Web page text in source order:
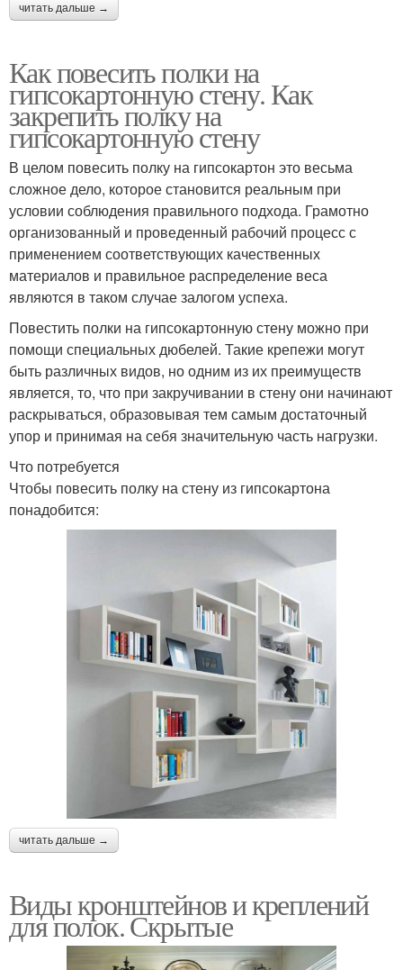
читать дальше →
Как повесить полки на
гипсокартонную стену. Как
закрепить полку на
гипсокартонную стену
В целом повесить полку на гипсокартон это весьма
сложное дело, которое становится реальным при
условии соблюдения правильного подхода. Грамотно
организованный и проведенный рабочий процесс с
применением соответствующих качественных
материалов и правильное распределение веса
являются в таком случае залогом успеха.
Повестить полки на гипсокартонную стену можно при
помощи специальных дюбелей. Такие крепежи могут
быть различных видов, но одним из их преимуществ
является, то, что при закручивании в стену они начинают
раскрываться, образовывая тем самым достаточный
упор и принимая на себя значительную часть нагрузки.
Что потребуется
Чтобы повесить полку на стену из гипсокартона
понадобится:
читать дальше →
Виды кронштейнов и креплений
для полок. Скрытые